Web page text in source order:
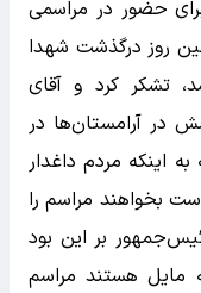
حضور در مراسمی
روز درگذشت شهدا
تشکر کرد و آقای
در آرامستان‌ها در
اینکه مردم داغدار
بخواهند مراسم را
بر این بود
مایل هستند مراسم